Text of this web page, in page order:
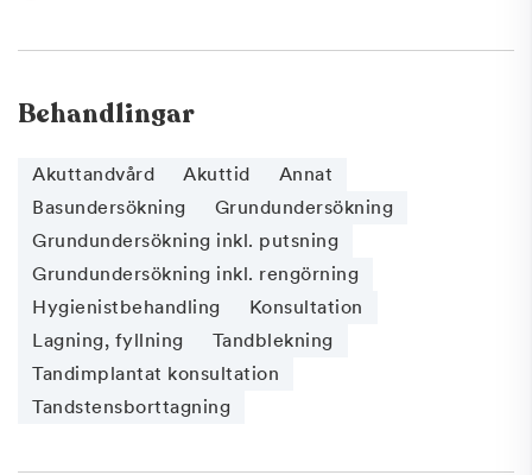
Behandlingar
Akuttandvård Akuttid
Annat
Basundersökning
Grundundersökning
Grundundersökning inkl. putsning
Grundundersökning inkl. rengörning
Hygienistbehandling
Konsultation
Lagning, fyllning
Tandblekning
Tandimplantat konsultation
Tandstensborttagning